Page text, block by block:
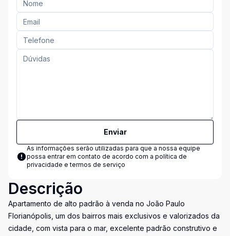
Enviar
As informações serão utilizadas para que a nossa equipe
possa entrar em contato de acordo com a política de
privacidade e termos de serviço
Descrição
Apartamento de alto padrão à venda no João Paulo
Florianópolis, um dos bairros mais exclusivos e valorizados da
cidade, com vista para o mar, excelente padrão construtivo e